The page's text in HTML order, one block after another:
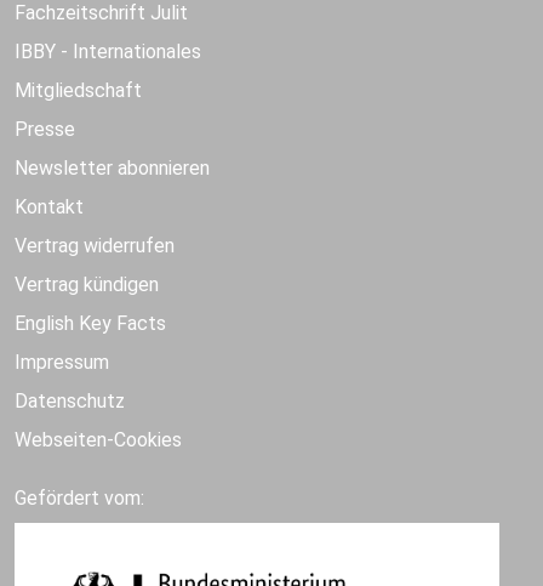
Fachzeitschrift Julit
IBBY - Internationales
Mitgliedschaft
Presse
Newsletter abonnieren
Kontakt
Vertrag widerrufen
Vertrag kündigen
English Key Facts
Impressum
Datenschutz
Webseiten-Cookies
Gefördert vom: